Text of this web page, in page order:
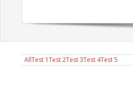
AllTest 1Test 2Test 3Test 4Test 5